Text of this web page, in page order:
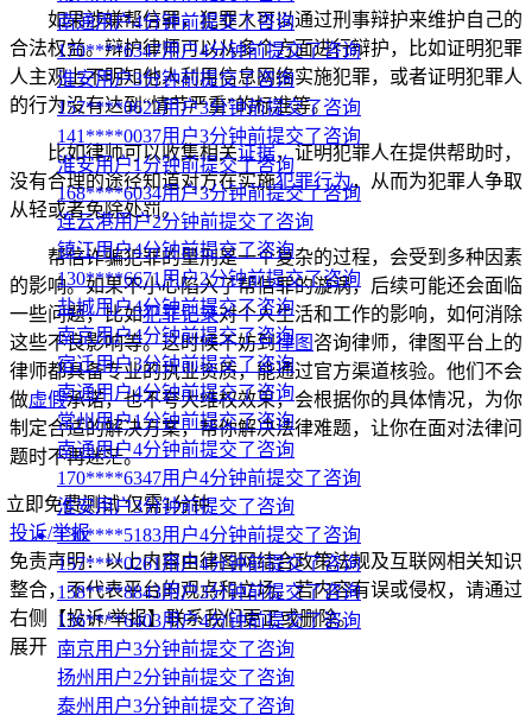
如果涉嫌帮信罪，犯罪人可以通过刑事辩护来维护自己的
合法权益。辩护律师可以从多个方面进行辩护，比如证明犯罪
人主观上不明知他人利用信息网络实施犯罪，或者证明犯罪人
的行为没有达到“情节严重”的标准等。
比如律师可以收集相关证据，证明犯罪人在提供帮助时，
没有合理的途径知道对方在实施犯罪行为，从而为犯罪人争取
从轻或者免除处罚。
帮信诈骗犯罪的量刑是一个复杂的过程，会受到多种因素
的影响。如果不小心陷入了帮信罪的漩涡，后续可能还会面临
一些问题，比如犯罪记录对个人生活和工作的影响，如何消除
这些不良影响等。这时候不妨到律图 咨询律师，律图平台上的
律师都具备专业的执业资质，能通过官方渠道核验。他们不会
做虚假承诺，也不夸大维权效果，会根据你的具体情况，为你
制定合适的解决方案，帮你解决法律难题，让你在面对法律问
题时不再迷茫。
立即免费测试仅需1分钟
投诉/举报
免责声明：以上内容由律图网结合政策法规及互联网相关知识
整合，不代表平台的观点和立场。若内容有误或侵权，请通过
右侧【投诉/举报】联系我们更正或删除。
展开
南通用户4分钟前提交了咨询
170****6347用户4分钟前提交了咨询
淮安用户3分钟前提交了咨询
157****0622用户3分钟前提交了咨询
141****0037用户3分钟前提交了咨询
淮安用户1分钟前提交了咨询
168****6034用户3分钟前提交了咨询
连云港用户2分钟前提交了咨询
镇江用户4分钟前提交了咨询
130****6671用户2分钟前提交了咨询
盐城用户4分钟前提交了咨询
南京用户4分钟前提交了咨询
宿迁用户3分钟前提交了咨询
南通用户4分钟前提交了咨询
常州用户1分钟前提交了咨询
南通用户4分钟前提交了咨询
170****6347用户4分钟前提交了咨询
淮安用户3分钟前提交了咨询
130****5183用户4分钟前提交了咨询
157****0261用户4分钟前提交了咨询
158****8843用户3分钟前提交了咨询
136****6403用户4分钟前提交了咨询
南京用户3分钟前提交了咨询
扬州用户2分钟前提交了咨询
泰州用户3分钟前提交了咨询